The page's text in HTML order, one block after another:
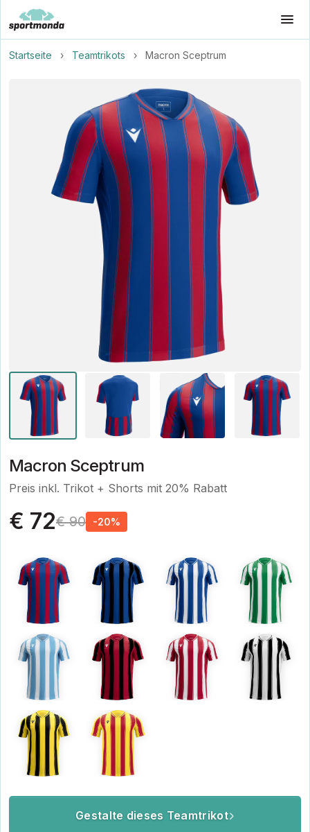
Startseite › Teamtrikots › Macron Sceptrum
Macron Sceptrum
Preis inkl. Trikot + Shorts mit 20% Rabatt
€ 72€ 90 -20%
Gestalte dieses Teamtrikot